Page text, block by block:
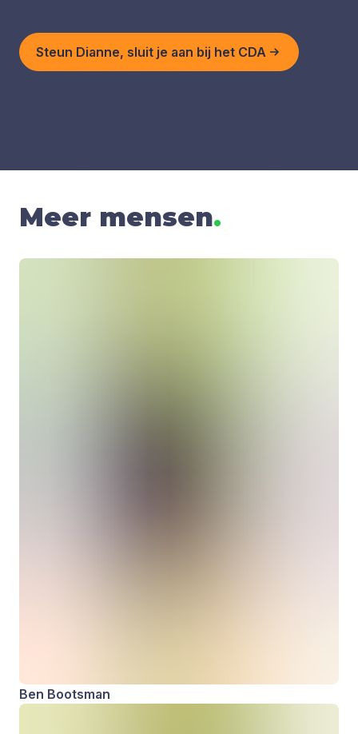
Steun Dianne, sluit je aan bij het CDA
Meer mensen.
Ben Bootsman